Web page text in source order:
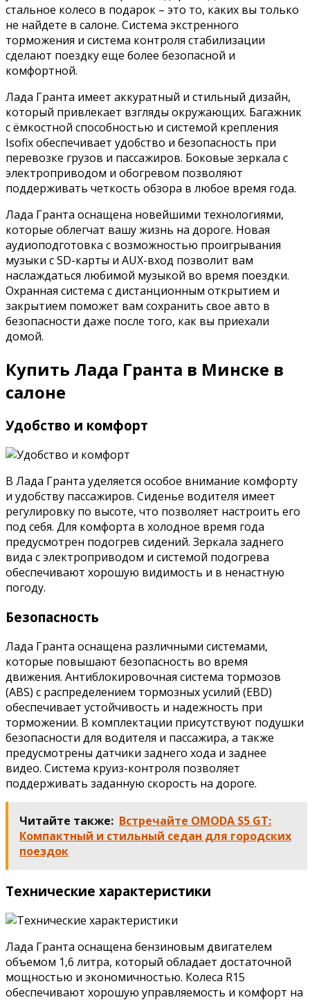
стальное колесо в подарок – это то, каких вы только
не найдете в салоне. Система экстренного
торможения и система контроля стабилизации
сделают поездку еще более безопасной и
комфортной.
Лада Гранта имеет аккуратный и стильный дизайн,
который привлекает взгляды окружающих. Багажник
с ёмкостной способностью и системой крепления
Isofix обеспечивает удобство и безопасность при
перевозке грузов и пассажиров. Боковые зеркала с
электроприводом и обогревом позволяют
поддерживать четкость обзора в любое время года.
Лада Гранта оснащена новейшими технологиями,
которые облегчат вашу жизнь на дороге. Новая
аудиоподготовка с возможностью проигрывания
музыки с SD-карты и AUX-вход позволит вам
наслаждаться любимой музыкой во время поездки.
Охранная система с дистанционным открытием и
закрытием поможет вам сохранить свое авто в
безопасности даже после того, как вы приехали
домой.
Купить Лада Гранта в Минске в
салоне
Удобство и комфорт
В Лада Гранта уделяется особое внимание комфорту
и удобству пассажиров. Сиденье водителя имеет
регулировку по высоте, что позволяет настроить его
под себя. Для комфорта в холодное время года
предусмотрен подогрев сидений. Зеркала заднего
вида с электроприводом и системой подогрева
обеспечивают хорошую видимость и в ненастную
погоду.
Безопасность
Лада Гранта оснащена различными системами,
которые повышают безопасность во время
движения. Антиблокировочная система тормозов
(ABS) с распределением тормозных усилий (EBD)
обеспечивает устойчивость и надежность при
торможении. В комплектации присутствуют подушки
безопасности для водителя и пассажира, а также
предусмотрены датчики заднего хода и заднее
видео. Система круиз-контроля позволяет
поддерживать заданную скорость на дороге.
Читайте также: Встречайте OMODA S5 GT:
Компактный и стильный седан для городских
поездок
Технические характеристики
Лада Гранта оснащена бензиновым двигателем
объемом 1,6 литра, который обладает достаточной
мощностью и экономичностью. Колеса R15
обеспечивают хорошую управляемость и комфорт на